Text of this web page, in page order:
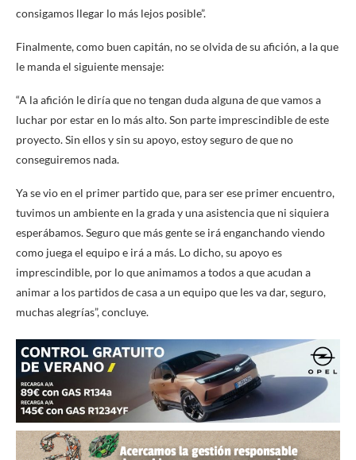
consigamos llegar lo más lejos posible”.
Finalmente, como buen capitán, no se olvida de su afición, a la que
le manda el siguiente mensaje:
“A la afición le diría que no tengan duda alguna de que vamos a
luchar por estar en lo más alto. Son parte imprescindible de este
proyecto. Sin ellos y sin su apoyo, estoy seguro de que no
conseguiremos nada.
Ya se vio en el primer partido que, para ser ese primer encuentro,
tuvimos un ambiente en la grada y una asistencia que ni siquiera
esperábamos. Seguro que más gente se irá enganchando viendo
como juega el equipo e irá a más. Lo dicho, su apoyo es
imprescindible, por lo que animamos a todos a que acudan a
animar a los partidos de casa a un equipo que les va dar, seguro,
muchas alegrías”, concluye.